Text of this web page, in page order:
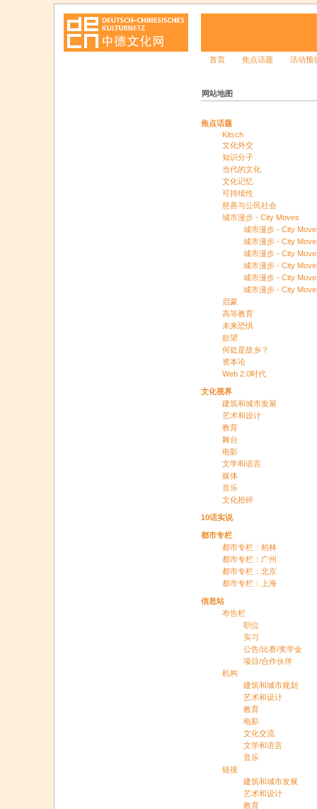
首页 焦点话题 活动预
网站地图
焦点话题
Kitsch
文化外交
知识分子
当代的文化
文化记忆
可持续性
慈善与公民社会
城市漫步 - City Moves
城市漫步 - City
城市漫步 - City
城市漫步 - City
城市漫步 - City
城市漫步 - City
城市漫步 - City
启蒙
高等教育
未来恐惧
欲望
何处是故乡？
资本论
Web 2.0时代
文化视界
建筑和城市发展
艺术和设计
教育
舞台
电影
文学和语言
媒体
音乐
文化拾碎
10话实说
都市专栏
都市专栏：柏林
都市专栏：广州
都市专栏：北京
都市专栏：上海
信息站
布告栏
职位
实习
公告/比赛/奖学金
项目/合作伙伴
机构
建筑和城市规划
艺术和设计
教育
电影
文化交流
文学和语言
音乐
链接
建筑和城市发展
艺术和设计
教育